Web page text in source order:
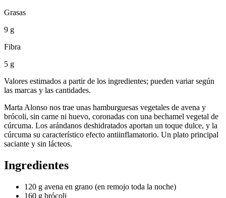
Grasas
9 g
Fibra
5 g
Valores estimados a partir de los ingredientes; pueden variar según
las marcas y las cantidades.
Marta Alonso nos trae unas hamburguesas vegetales de avena y
brócoli, sin carne ni huevo, coronadas con una bechamel vegetal de
cúrcuma. Los arándanos deshidratados aportan un toque dulce, y la
cúrcuma su característico efecto antiinflamatorio. Un plato principal
saciante y sin lácteos.
Ingredientes
120 g avena en grano (en remojo toda la noche)
160 g brócoli